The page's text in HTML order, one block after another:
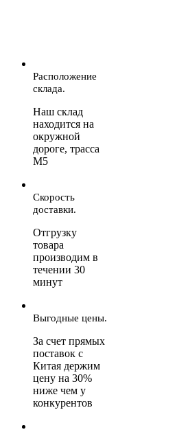
Расположение
склада.
Наш склад
находится на
окружной
дороге, трасса
М5
Скорость
доставки.
Отгрузку
товара
производим в
течении 30
минут
Выгодные цены.
За счет прямых
поставок с
Китая держим
цену на 30%
ниже чем у
конкурентов